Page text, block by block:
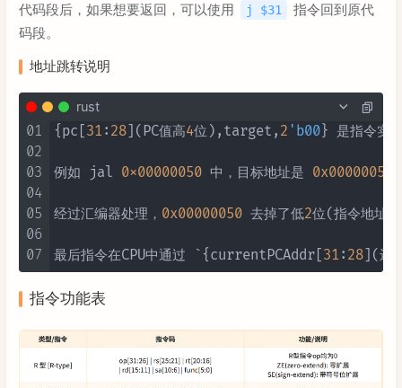
代码段后，如果想要返回，可以使用
j $31
指令回到原代
码段。
地址跳转说明
rust
01
02
03
04
05
06
07
{pc[ 31: 28 ](PC值高4位),target, 2 'b00} 是指令实
例如 jal 0x00000050 中，目标地址是 0x00000050
经过汇编器处理， 0x00000050 去掉了低2位(指令地址
最后指令在CPU中通过 `{currentPCAddr[ 31: 28 ](还
指令功能表